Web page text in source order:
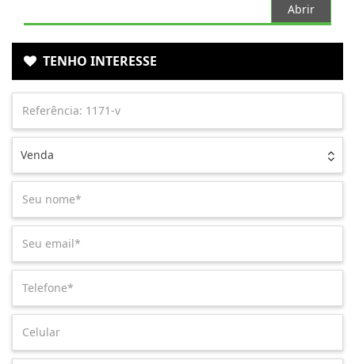
Abrir
TENHO INTERESSE
Venda